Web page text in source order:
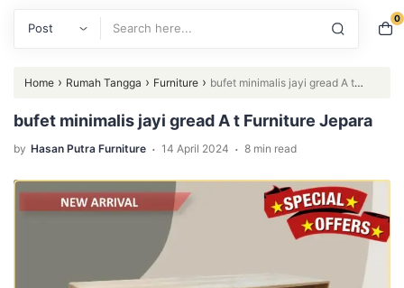
0
Home › Rumah Tangga › Furniture › bufet minimalis jayi gread A t
Furniture Jepara
bufet minimalis jayi gread A t Furniture Jepara
by Hasan Putra Furniture . 14 April 2024 . 8 min read